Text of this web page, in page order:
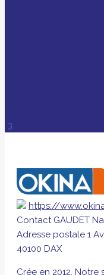
https://
ContactGAUDET
Adresse postale 1
40100 DAX
Crée en 2012,